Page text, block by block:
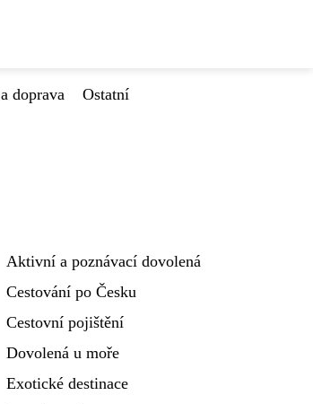
doprava
Ostatní
Aktivní a poznávací dovolená
Cestování po Česku
Cestovní pojištění
Dovolená u moře
Exotické destinace